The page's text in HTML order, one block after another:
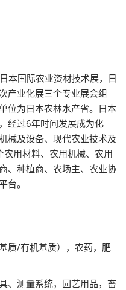
本国际农业资材技术展，日
产业化展三个专业展会组
位为日本农林水产省。日本
经过6年时间发展成为化
械及设备、现代农业技术及
用材料、农用机械、农用
、种植商、农场主、农业协
台。
质/有机基质），农药，肥
、测量系统，园艺用品，畜